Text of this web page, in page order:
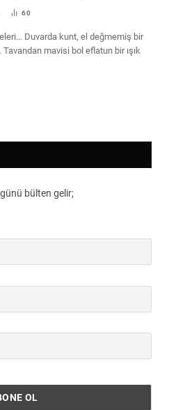
60
Duvarda kunt, el değmemiş bir
mavisi bol eflatun bir ışık
bülten gelir;